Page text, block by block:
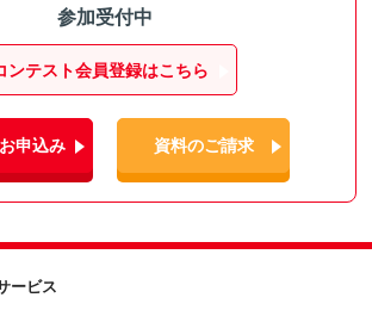
参加受付中
ンテスト会員登録はこちら
申込み 資料のご請求
ービス